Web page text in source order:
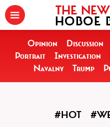
THE
НОВОЕ
Opinion Discussion
Portrait
Investigation
Navalny
Trump
#HOT